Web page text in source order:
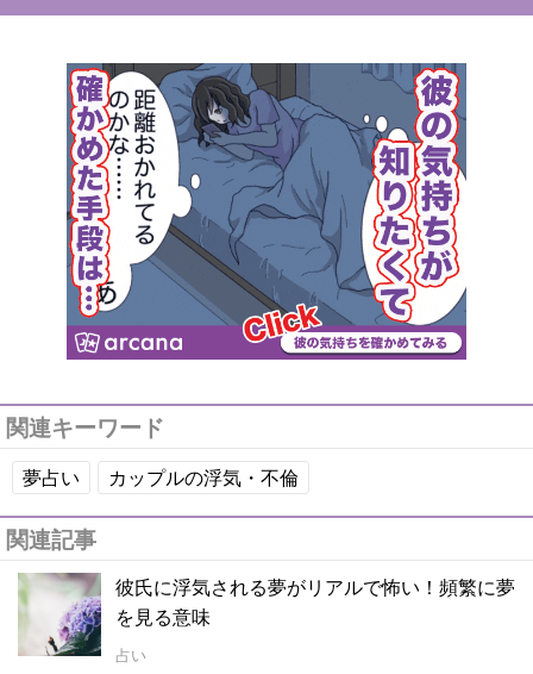
関連キーワード
夢占い カップルの浮気・不倫
関連記事
彼氏に浮気される夢がリアルで怖い！頻繁に夢
を見る意味
占い